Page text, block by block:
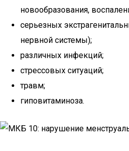
новообразования,
серьезных
нервной системы);
различных инфекций;
стрессовых ситуаций;
травм;
гиповитаминоза.